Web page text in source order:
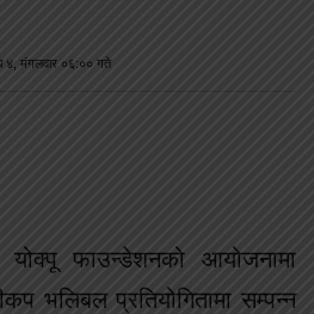
४, मंगलवार ०६:०० गते
योक्पू फाउन्डेशनको आयोजनामा
भलिबल प्रतियोगितामा सम्पन्न